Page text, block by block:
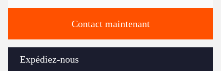
Contact maintenant
Expédiez-nous